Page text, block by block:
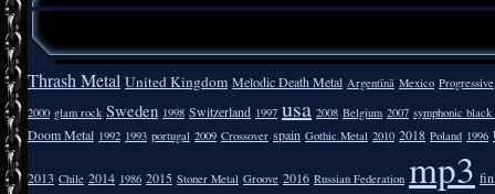
Thrash Metal United Kingdom Melodic Death Metal Argentīnā Mexico Progressive
2000 glam rock Sweden 1998 Switzerland 1997 usa 2008 Belgium 2007 symphonic
Doom Metal 1992 1993 portugal 2009 Crossover spain Gothic Metal 2010 2018 Poland 1996
2013 Chile 2014 1986 2015 Stoner Metal Groove 2016 Russian Federation mp3